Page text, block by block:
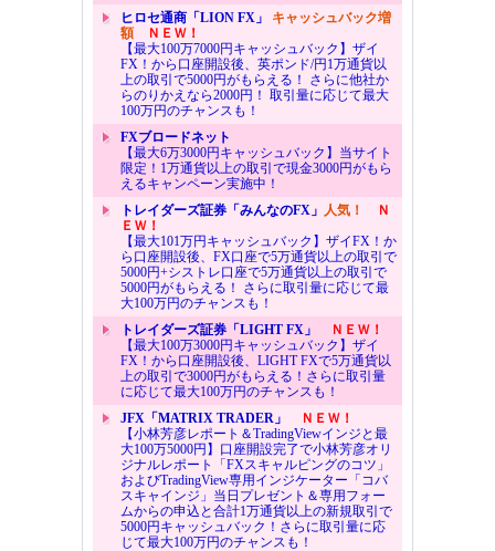
ヒロセ通商「LION FX」 キャッシュバック増
額ＮＥＷ！
【最大100万7000円キャッシュバック】ザイ
FX！から口座開設後、英ポンド/円1万通貨以
上の取引で5000円がもらえる！ さらに他社か
らのりかえなら2000円！ 取引量に応じて最大
100万円のチャンスも！
FXブロードネット
【最大6万3000円キャッシュバック】当サイト
限定！1万通貨以上の取引で現金3000円がもら
えるキャンペーン実施中！
トレイダーズ証券「みんなのFX」 人気！
Ｎ
ＥＷ！
【最大101万円キャッシュバック】ザイFX！か
ら口座開設後、FX口座で5万通貨以上の取引で
5000円+シストレ口座で5万通貨以上の取引で
5000円がもらえる！ さらに取引量に応じて最
大100万円のチャンスも！
トレイダーズ証券「LIGHT FX」
ＮＥＷ！
【最大100万3000円キャッシュバック】ザイ
FX！から口座開設後、LIGHT FXで5万通貨以
上の取引で3000円がもらえる！さらに取引量
に応じて最大100万円のチャンスも！
JFX「MATRIX TRADER」
ＮＥＷ！
【小林芳彦レポート＆TradingViewインジと最
大100万5000円】口座開設完了で小林芳彦オリ
ジナルレポート「FXスキャルピングのコツ」
およびTradingView専用インジケーター「コバ
スキャインジ」当日プレゼント＆専用フォー
ムからの申込と合計1万通貨以上の新規取引で
5000円キャッシュバック！さらに取引量に応
じて最大100万円のチャンスも！